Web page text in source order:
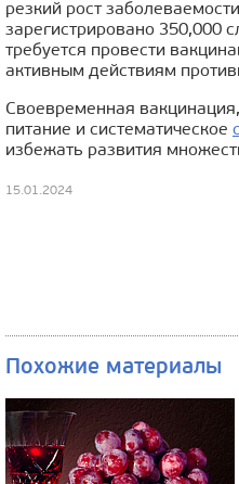
резкий рост
зарегистрировано 350,000
требуется провести
активным действиям
Своевременная
питание и систематическое
избежать развития
15.01.2024
Похожие материалы